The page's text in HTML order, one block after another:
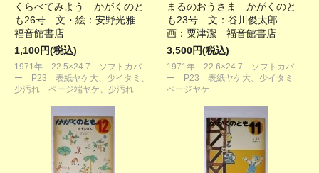
くらべてみよう かがくのと
も26号 文・絵：安野光雅
福音館書店
1,100円(税込)
1971年 22.5×24.7 ソフトカバ
ー P23 表紙ヤケ大、少イタミ、
少汚れ ページ端ヤケ、少汚れ
まるのおうさま かがくのと
も23号 文：谷川俊太郎
画：粟津潔 福音館書店
3,500円(税込)
1971年 22.6×24.7 ソフトカバ
ー P23 表紙ヤケ大、少イタミ
ページヤケ